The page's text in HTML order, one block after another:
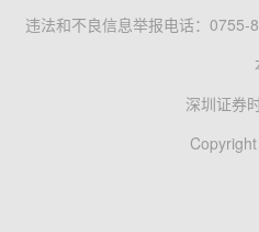
违法和不良信息举报电话：0755-
深圳证券